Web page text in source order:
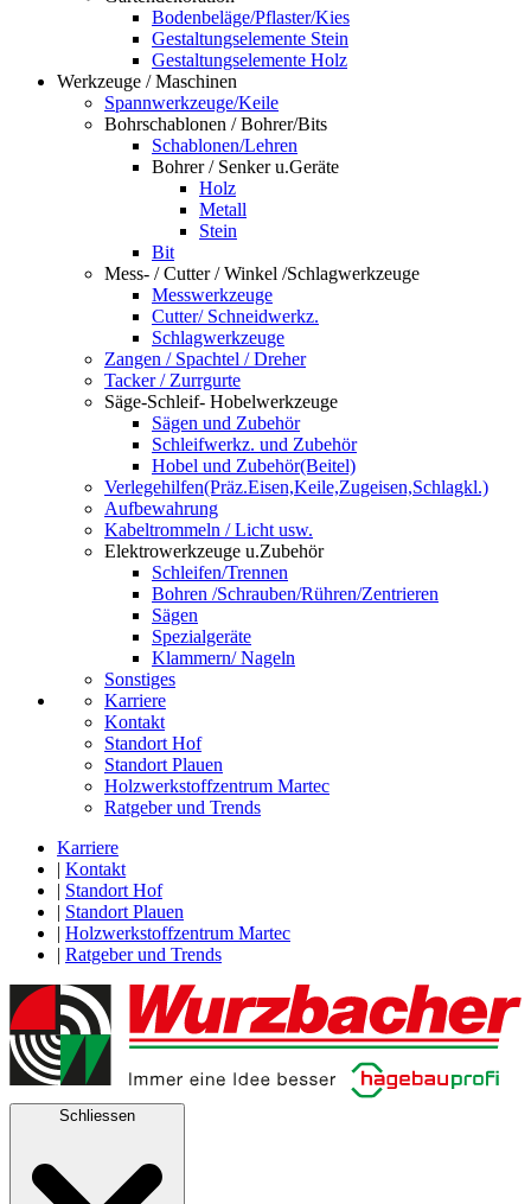
Bodenbeläge/Pflaster/Kies
Gestaltungselemente Stein
Gestaltungselemente Holz
Werkzeuge / Maschinen
Spannwerkzeuge/Keile
Bohrschablonen / Bohrer/Bits
Schablonen/Lehren
Bohrer / Senker u.Geräte
Holz
Metall
Stein
Bit
Mess- / Cutter / Winkel /Schlagwerkzeuge
Messwerkzeuge
Cutter/ Schneidwerkz.
Schlagwerkzeuge
Zangen / Spachtel / Dreher
Tacker / Zurrgurte
Säge-Schleif- Hobelwerkzeuge
Sägen und Zubehör
Schleifwerkz. und Zubehör
Hobel und Zubehör(Beitel)
Verlegehilfen(Präz.Eisen,Keile,Zugeisen,Schlagkl.)
Aufbewahrung
Kabeltrommeln / Licht usw.
Elektrowerkzeuge u.Zubehör
Schleifen/Trennen
Bohren /Schrauben/Rühren/Zentrieren
Sägen
Spezialgeräte
Klammern/ Nageln
Sonstiges
Karriere
Kontakt
Standort Hof
Standort Plauen
Holzwerkstoffzentrum Martec
Ratgeber und Trends
Karriere
| Kontakt
| Standort Hof
| Standort Plauen
| Holzwerkstoffzentrum Martec
| Ratgeber und Trends
Schliessen